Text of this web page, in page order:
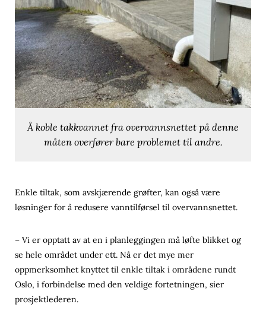
Å koble takkvannet fra overvannsnettet på denne
måten overfører bare problemet til andre.
Enkle tiltak, som avskjærende grøfter, kan også være
løsninger for å redusere vanntilførsel til overvannsnettet.
– Vi er opptatt av at en i planleggingen må løfte blikket og
se hele området under ett. Nå er det mye mer
oppmerksomhet knyttet til enkle tiltak i områdene rundt
Oslo, i forbindelse med den veldige fortetningen, sier
prosjektlederen.